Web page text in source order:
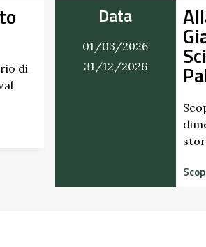
Alla Scoperta dei
Giardino del
Scipione dei
Pallavicino
Scopri i profumi inaspettati di
dimenticati radicati da secoli.
storico del Castello di Scipione